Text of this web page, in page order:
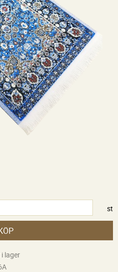
st
lager